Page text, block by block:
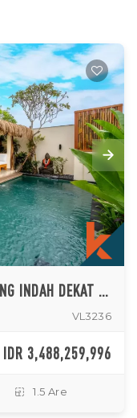
VILA SEWA SATU KAMAR TIDUR YANG INDAH DEKAT DENGAN PANTAI NYANYI
VL3236
IDR 3,488,259,996
1.5 Are